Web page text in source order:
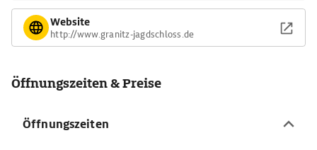
Website
http://www.granitz-jagdschloss.de
Öffnungszeiten & Preise
Öffnungszeiten